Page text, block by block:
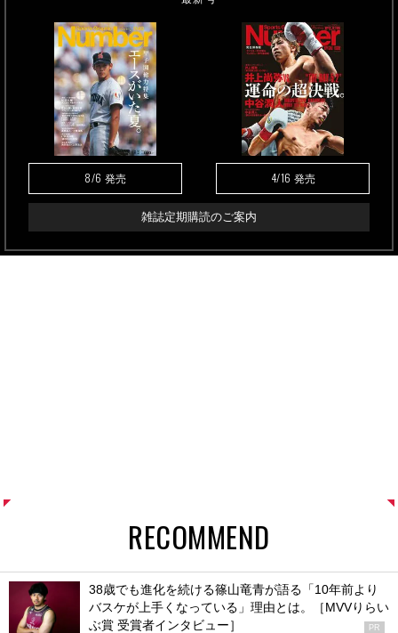
8/6 発売 4/16 発売
雑誌定期購読のご案内
RECOMMEND
38歳でも進化を続ける篠山竜青が語る「10年前より
バスケが上手くなっている」理由とは。［MVVりらい
ぶ賞 受賞者インタビュー］
PR